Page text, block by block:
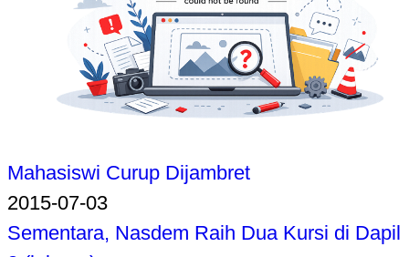
Mahasiswi Curup Dijambret
2015-07-03
Sementara, Nasdem Raih Dua Kursi di Dapil